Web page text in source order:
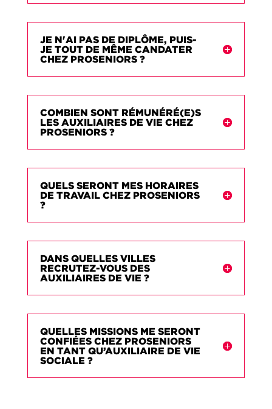
JE N'AI PAS DE DIPLÔME, PUIS-
JE TOUT DE MÊME CANDATER
CHEZ PROSENIORS ?
COMBIEN SONT RÉMUNÉRÉ(E)S
LES AUXILIAIRES DE VIE CHEZ
PROSENIORS ?
QUELS SERONT MES HORAIRES
DE TRAVAIL CHEZ PROSENIORS
?
DANS QUELLES VILLES
RECRUTEZ-VOUS DES
AUXILIAIRES DE VIE ?
QUELLES MISSIONS ME SERONT
CONFIÉES CHEZ PROSENIORS
EN TANT QU’AUXILIAIRE DE VIE
SOCIALE ?